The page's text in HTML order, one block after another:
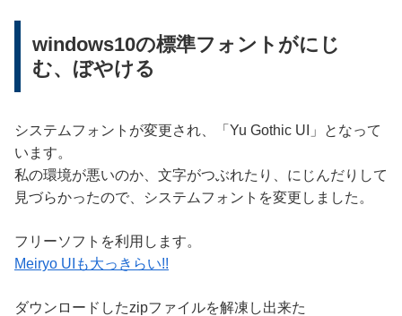
windows10の標準フォントがにじ
む、ぼやける
システムフォントが変更され、「Yu Gothic UI」となって
います。
私の環境が悪いのか、文字がつぶれたり、にじんだりして
見づらかったので、システムフォントを変更しました。
フリーソフトを利用します。
Meiryo UIも大っきらい!!
ダウンロードしたzipファイルを解凍し出来た